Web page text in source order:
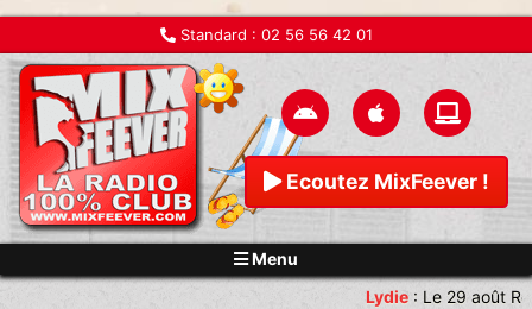
Standard : 02 56 56 42 01
Ecoutez MixFeever !
Menu
Lydie:Le 29 août